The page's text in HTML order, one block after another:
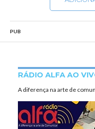
PUB
RÁDIO ALFA AO
A diferença na arte de